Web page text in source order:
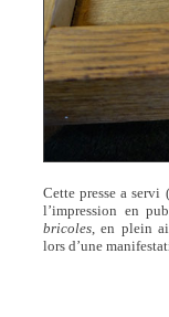
Cette presse a
l’impression en
bricoles, en plein
lors d’une